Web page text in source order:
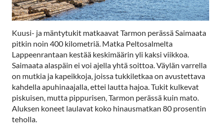
Kuusi- ja mäntytukit matkaavat Tarmon perässä Saimaata
pitkin noin 400 kilometriä. Matka Peltosalmelta
Lappeenrantaan kestää keskimäärin yli kaksi viikkoa.
Saimaata alaspäin ei voi ajella yhtä soittoa. Väylän varrella
on mutkia ja kapeikkoja, joissa tukkiletkaa on avustettava
kahdella apuhinaajalla, ettei lautta hajoa. Tukit kulkevat
piskuisen, mutta pippurisen, Tarmon perässä kuin mato.
Aluksen koneet laulavat koko hinausmatkan 80 prosentin
teholla.